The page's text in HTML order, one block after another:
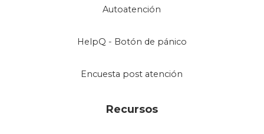
Autoatención
HelpQ - Botón de pánico
Encuesta post atención
Recursos